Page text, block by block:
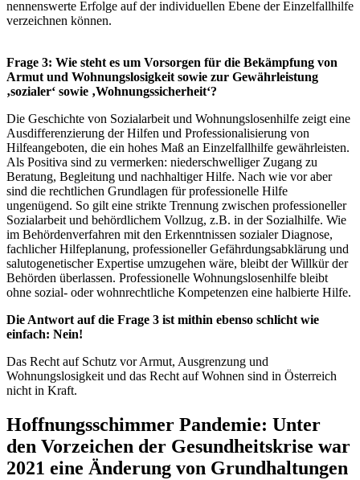
nennenswerte Erfolge auf der individuellen Ebene der Einzelfallhilfe
verzeichnen können.
Frage 3: Wie steht es um Vorsorgen für die Bekämpfung von
Armut und Wohnungslosigkeit sowie zur Gewährleistung
‚sozialer‘ sowie ‚Wohnungssicherheit‘?
Die Geschichte von Sozialarbeit und Wohnungslosenhilfe zeigt eine
Ausdifferenzierung der Hilfen und Professionalisierung von
Hilfeangeboten, die ein hohes Maß an Einzelfallhilfe gewährleisten.
Als Positiva sind zu vermerken: niederschwelliger Zugang zu
Beratung, Begleitung und nachhaltiger Hilfe. Nach wie vor aber
sind die rechtlichen Grundlagen für professionelle Hilfe
ungenügend. So gilt eine strikte Trennung zwischen professioneller
Sozialarbeit und behördlichem Vollzug, z.B. in der Sozialhilfe. Wie
im Behördenverfahren mit den Erkenntnissen sozialer Diagnose,
fachlicher Hilfeplanung, professioneller Gefährdungsabklärung und
salutogenetischer Expertise umzugehen wäre, bleibt der Willkür der
Behörden überlassen. Professionelle Wohnungslosenhilfe bleibt
ohne sozial- oder wohnrechtliche Kompetenzen eine halbierte Hilfe.
Die Antwort auf die Frage 3 ist mithin ebenso schlicht wie
einfach: Nein!
Das Recht auf Schutz vor Armut, Ausgrenzung und
Wohnungslosigkeit und das Recht auf Wohnen sind in Österreich
nicht in Kraft.
Hoffnungsschimmer Pandemie: Unter
den Vorzeichen der Gesundheitskrise war
2021 eine Änderung von Grundhaltungen